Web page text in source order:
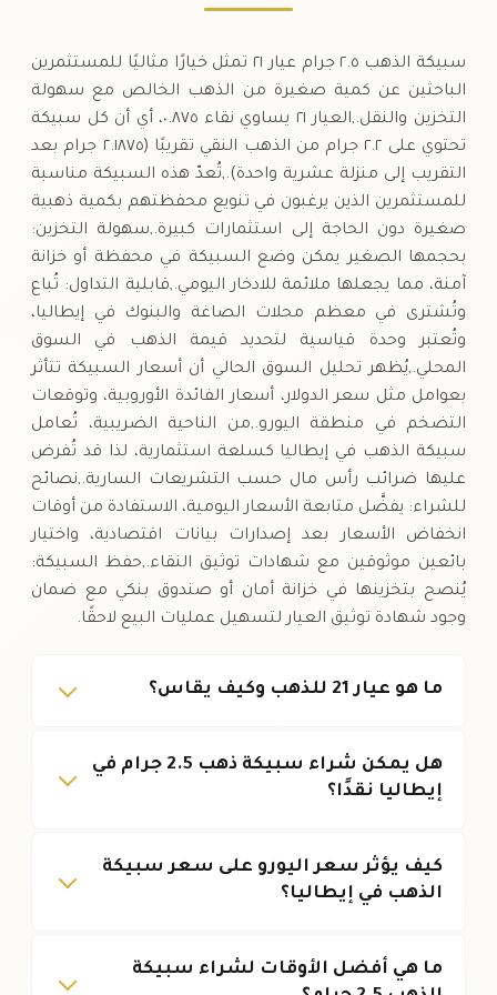
سبيكة الذهب ٢.٥ جرام عيار ٢١ تمثل خيارًا مثاليًا للمستثمرين
الباحثين عن كمية صغيرة من الذهب الخالص مع سهولة
التخزين والنقل.,العيار ٢١ يساوي نقاء ٠.٨٧٥، أي أن كل سبيكة
تحتوي على ٢.٢ جرام من الذهب النقي تقريبًا (٢.١٨٧٥ جرام بعد
التقريب إلى منزلة عشرية واحدة).,تُعدّ هذه السبيكة مناسبة
للمستثمرين الذين يرغبون في تنويع محفظتهم بكمية ذهبية
صغيرة دون الحاجة إلى استثمارات كبيرة.,سهولة التخزين:
بحجمها الصغير يمكن وضع السبيكة في محفظة أو خزانة
آمنة، مما يجعلها ملائمة للادخار اليومي.,قابلية التداول: تُباع
وتُشترى في معظم محلات الصاغة والبنوك في إيطاليا،
وتُعتبر وحدة قياسية لتحديد قيمة الذهب في السوق
المحلي.,يُظهر تحليل السوق الحالي أن أسعار السبيكة تتأثر
بعوامل مثل سعر الدولار، أسعار الفائدة الأوروبية، وتوقعات
التضخم في منطقة اليورو.,من الناحية الضريبية، تُعامل
سبيكة الذهب في إيطاليا كسلعة استثمارية، لذا قد تُفرض
عليها ضرائب رأس مال حسب التشريعات السارية.,نصائح
للشراء: يفضَّل متابعة الأسعار اليومية، الاستفادة من أوقات
انخفاض الأسعار بعد إصدارات بيانات اقتصادية، واختيار
بائعين موثوقين مع شهادات توثيق النقاء.,حفظ السبيكة:
يُنصح بتخزينها في خزانة أمان أو صندوق بنكي مع ضمان
وجود شهادة توثيق العيار لتسهيل عمليات البيع لاحقًا.
ما هو عيار 21 للذهب وكيف يقاس؟
هل يمكن شراء سبيكة ذهب 2.5 جرام في
إيطاليا نقدًا؟
كيف يؤثر سعر اليورو على سعر سبيكة
الذهب في إيطاليا؟
ما هي أفضل الأوقات لشراء سبيكة